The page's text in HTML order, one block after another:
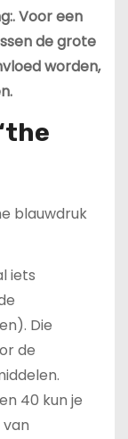
Voor een
de grote
worden,
blauwdruk
iets
Die
de
40 kun je